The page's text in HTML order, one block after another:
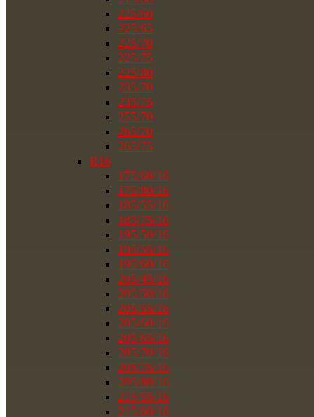
225/60
225/65
225/70
225/75
225/80
235/70
235/75
255/70
265/70
265/75
R16
175/60/16
175/80/16
185/55/16
185/75/16
195/50/16
195/55/16
195/60/16
205/45/16
205/50/16
205/55/16
205/60/16
205/65/16
205/70/16
205/75/16
205/80/16
215/55/16
215/60/16